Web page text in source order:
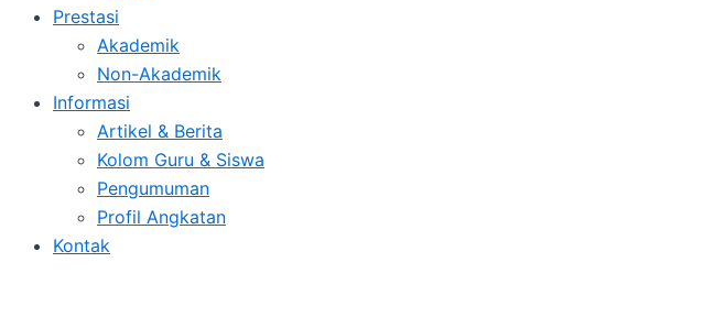
Prestasi
Akademik
Non-Akademik
Informasi
Artikel & Berita
Kolom Guru & Siswa
Pengumuman
Profil Angkatan
Kontak